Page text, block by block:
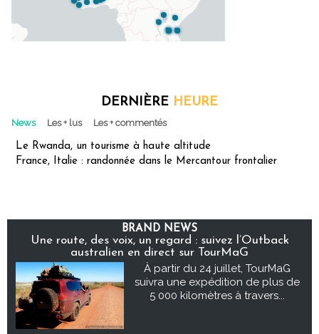
DERNIÈRE HEURE
News Les + lus Les + commentés
Le Rwanda, un tourisme à haute altitude
France, Italie : randonnée dans le Mercantour frontalier
BRAND NEWS
Une route, des voix, un regard : suivez l’Outback
australien en direct sur TourMaG
À partir du 24 juillet, TourMaG
suivra une expédition de plus de
5 000 kilomètres à travers...